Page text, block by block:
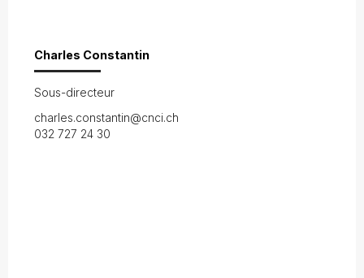
Charles Constantin
Sous-directeur
charles.constantin@cnci.ch
032 727 24 30